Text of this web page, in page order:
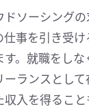
ソーシング
事を引き受
。就職をしな
ランスとし
入を得ること